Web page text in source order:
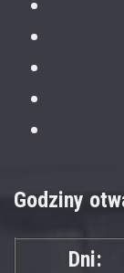
Godziny
Dni: